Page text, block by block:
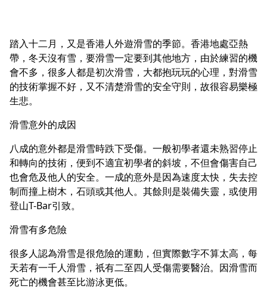
踏入十二月，又是香港人外遊滑雪的季節。香港地處亞熱
帶，冬天沒有雪，要滑雪一定要到其他地方，由於練習的機
會不多，很多人都是初次滑雪，大都抱玩玩的心理，對滑雪
的技術掌握不好，又不清楚滑雪的安全守則，故很容易樂極
生悲。
滑雪意外的成因
八成的意外都是滑雪時跌下受傷。一般初學者還未熟習停止
和轉向的技術，便到不適宜初學者的斜坡，不但會傷害自己
也會危及他人的安全。一成的意外是因為速度太快，失去控
制而撞上樹木，石頭或其他人。其餘則是裝備失靈，或使用
登山T-Bar引致。
滑雪有多危險
很多人認為滑雪是很危險的運動，但實際數字不算太高，每
天若有一千人滑雪，祇有二至四人受傷需要醫治。因滑雪而
死亡的機會甚至比游泳更低。